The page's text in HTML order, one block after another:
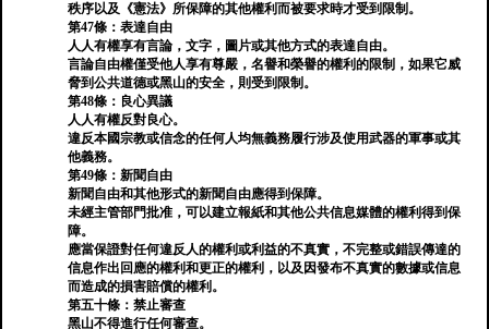
秩序以及《憲法》所保障的其他權利而被要求時才受到限制。
第47條：表達自由
人人有權享有言論，文字，圖片或其他方式的表達自由。
言論自由權僅受他人享有尊嚴，名譽和榮譽的權利的限制，如果它威
脅到公共道德或黑山的安全，則受到限制。
第48條：良心異議
人人有權反對良心。
違反本國宗教或信念的任何人均無義務履行涉及使用武器的軍事或其
他義務。
第49條：新聞自由
新聞自由和其他形式的新聞自由應得到保障。
未經主管部門批准，可以建立報紙和其他公共信息媒體的權利得到保
障。
應當保證對任何違反人的權利或利益的不真實，不完整或錯誤傳達的
信息作出回應的權利和更正的權利，以及因發布不真實的數據或信息
而造成的損害賠償的權利。
第五十條：禁止審查
黑山不得進行任何審查。